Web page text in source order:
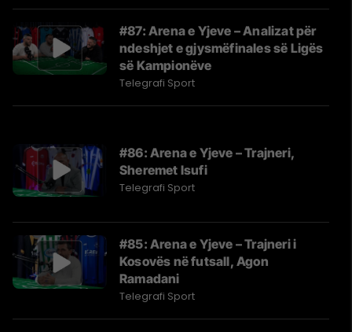
#87: Arena e Yjeve – Analizat për
ndeshjet e gjysmëfinales së Ligës
së Kampionëve
Telegrafi Sport
#86: Arena e Yjeve – Trajneri,
Sheremet Isufi
Telegrafi Sport
#85: Arena e Yjeve – Trajneri i
Kosovës në futsall, Agon
Ramadani
Telegrafi Sport